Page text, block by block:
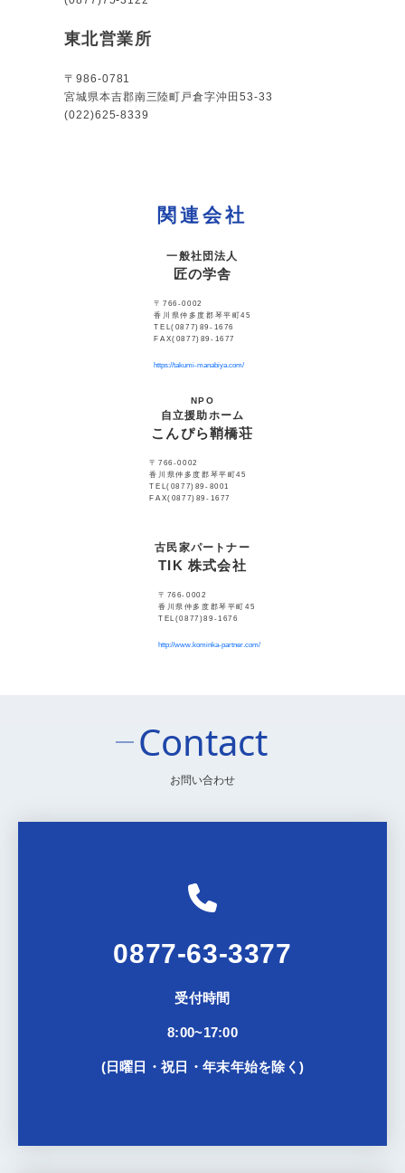
東北営業所
〒986-0781
宮城県本吉郡南三陸町戸倉字沖田53-33
(022)625-8339
関連会社
一般社団法人
匠の学舎
〒766-0002
香川県仲多度郡琴平町45
TEL(0877)89-1676
FAX(0877)89-1677
https://takumi-manabiya.com/
NPO
自立援助ホーム
こんぴら鞘橋荘
〒766-0002
香川県仲多度郡琴平町45
TEL(0877)89-8001
FAX(0877)89-1677
古民家パートナー
TIK 株式会社
〒766-0002
香川県仲多度郡琴平町45
TEL(0877)89-1676
http://www.kominka-partner.com/
Contact
お問い合わせ
0877-63-3377
受付時間
8:00~17:00
(日曜日・祝日・年末年始を除く)